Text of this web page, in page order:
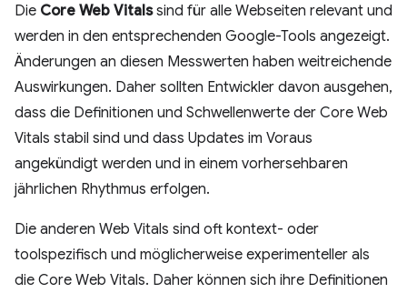
Die Core Web Vitalssind für alle Webseiten relevant und
werden in den entsprechenden Google-Tools angezeigt.
Änderungen an diesen Messwerten haben weitreichende
Auswirkungen. Daher sollten Entwickler davon ausgehen,
dass die Definitionen und Schwellenwerte der Core Web
Vitals stabil sind und dass Updates im Voraus
angekündigt werden und in einem vorhersehbaren
jährlichen Rhythmus erfolgen.
Die anderen Web Vitals sind oft kontext- oder
toolspezifisch und möglicherweise experimenteller als
die Core Web Vitals. Daher können sich ihre Definitionen